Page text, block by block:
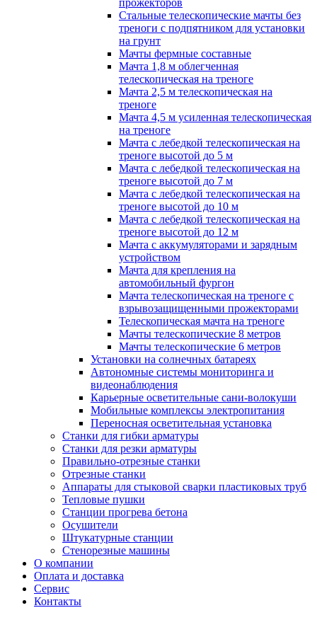
прожекторов
Стальные телескопические мачты без
треноги с подпятником для установки
на грунт
Мачты фермные составные
Мачта 1,8 м облегченная
телескопическая на треноге
Мачта 2,5 м телескопическая на
треноге
Мачта 4,5 м усиленная телескопическая
на треноге
Мачта с лебедкой телескопическая на
треноге высотой до 5 м
Мачта с лебедкой телескопическая на
треноге высотой до 7 м
Мачта с лебедкой телескопическая на
треноге высотой до 10 м
Мачта с лебедкой телескопическая на
треноге высотой до 12 м
Мачта с аккумуляторами и зарядным
устройством
Мачта для крепления на
автомобильный фургон
Мачта телескопическая на треноге с
взрывозащищенными прожекторами
Телескопическая мачта на треноге
Мачты телескопические 8 метров
Мачты телескопические 6 метров
Установки на солнечных батареях
Автономные системы мониторинга и
видеонаблюдения
Карьерные осветительные сани-волокуши
Мобильные комплексы электропитания
Переносная осветительная установка
Станки для гибки арматуры
Станки для резки арматуры
Правильно-отрезные станки
Отрезные станки
Аппараты для стыковой сварки пластиковых труб
Тепловые пушки
Станции прогрева бетона
Осушители
Штукатурные станции
Стенорезные машины
О компании
Оплата и доставка
Сервис
Контакты